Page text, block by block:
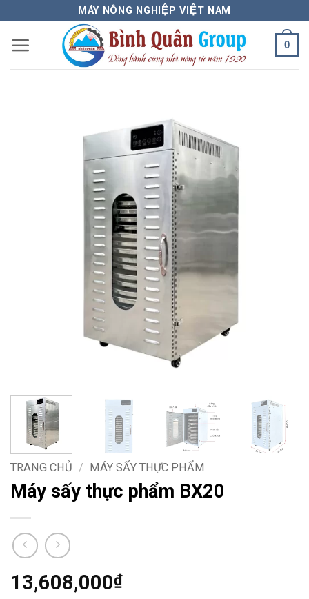
nội
dung
MÁY NÔNG NGHIỆP VIỆT NAM
0
TRANG CHỦ / MÁY SẤY THỰC PHẨM
Máy sấy thực phẩm BX20
13,608,000₫